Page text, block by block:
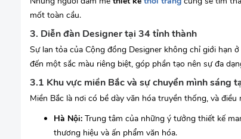
mốt toàn cầu.
3. Diễn đàn Designer tại 34 tỉnh thành
Sự lan tỏa của Cộng đồng Designer không chỉ giới hạn
đến một sắc màu riêng biệt, góp phần tạo nên sự đa
3.1 Khu vực miền Bắc và sự chuyển mình sáng
Miền Bắc là nơi có bề dày văn hóa truyền thống, và
Hà Nội: Trung tâm của những ý tưởng thiết kế
thương hiệu và ấn phẩm văn hóa.